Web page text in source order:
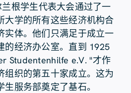
根学生代表大会通过了一
大学的所有这些经济机构合
实体。他们只满足于成立一
的经济办公室。直到 1925
Studentenhilfe e.V. "才作
组织的第五十家成立。这为
服务部奠定了基石。